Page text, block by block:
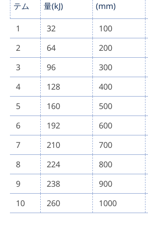
テム
量(kJ)
(mm)
1 32 100
2
64 200
3
96 300
4
128 400
5
160 500
6
192 600
7
210 700
8
224 800
9
238 900
10
260 1000